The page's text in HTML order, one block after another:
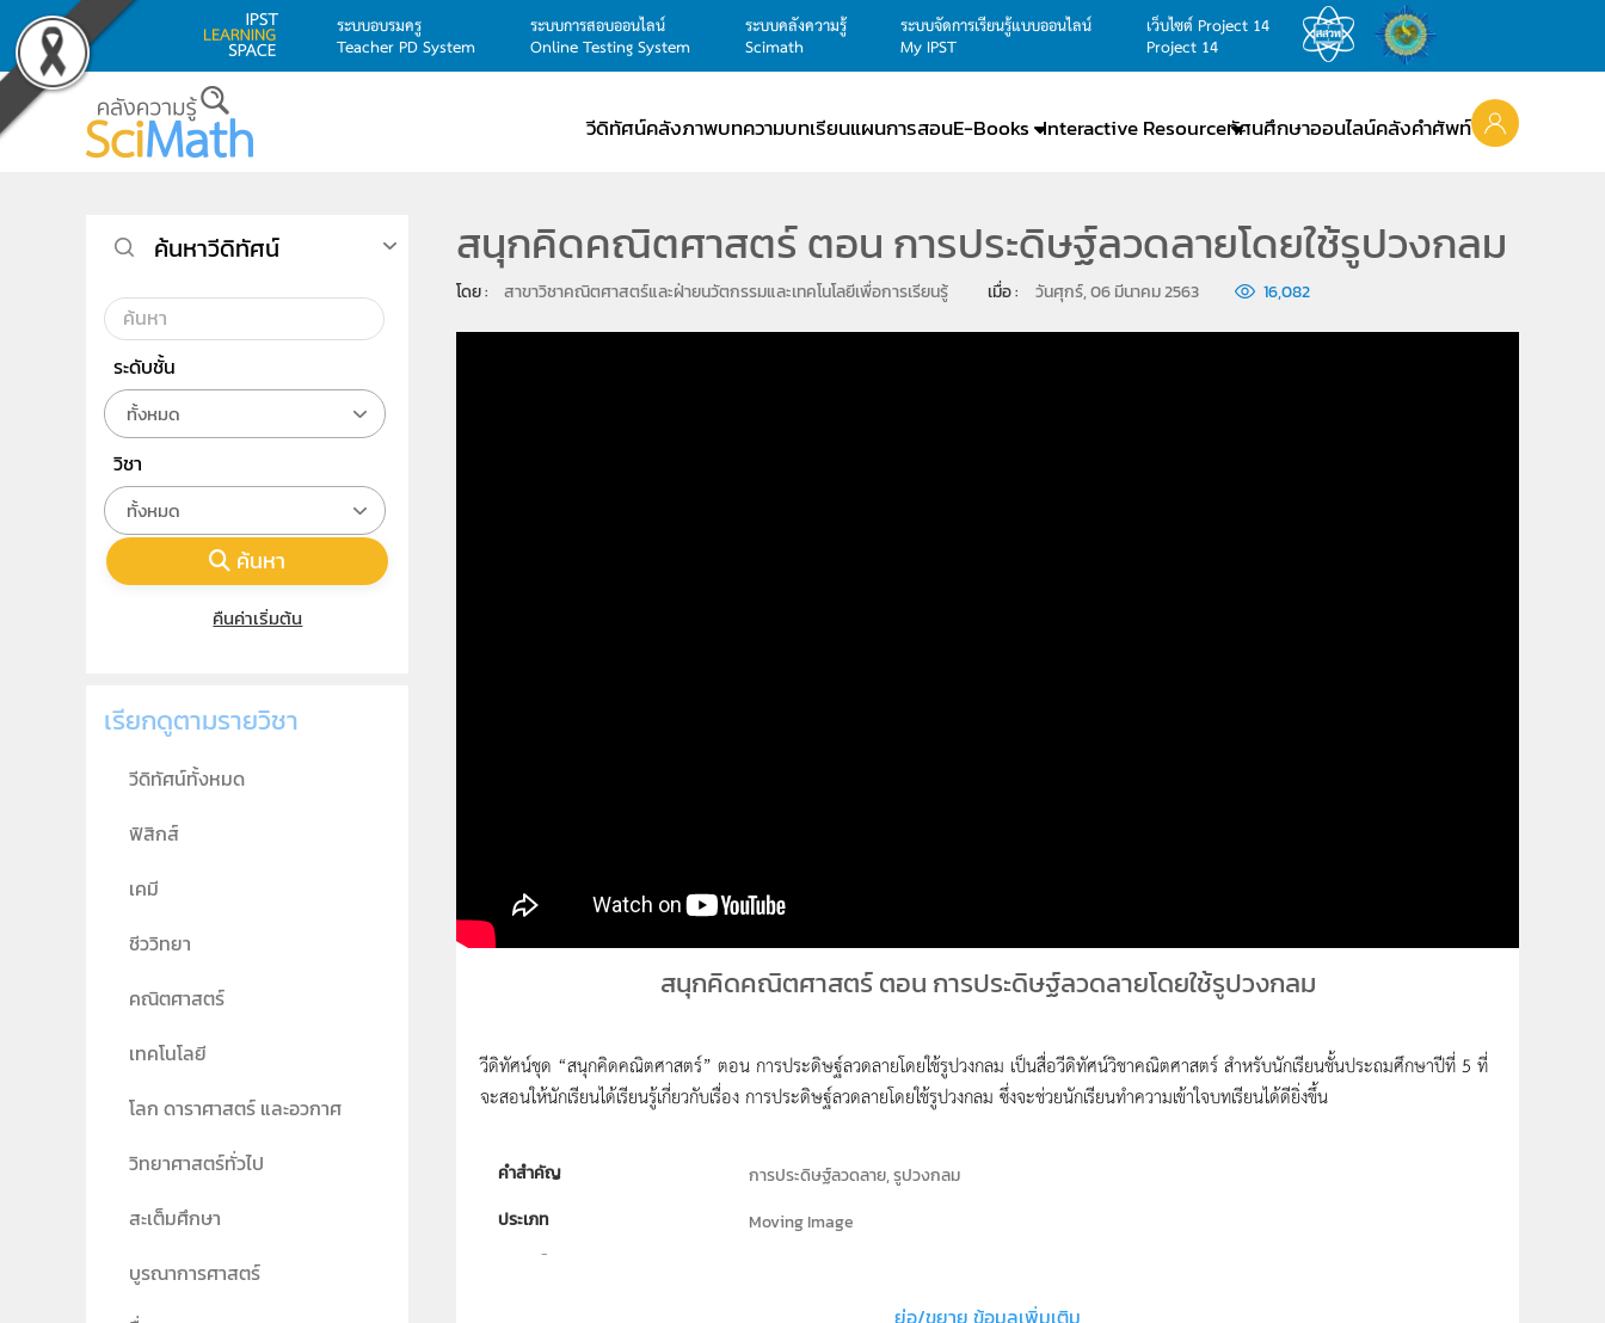
Skip to main content
ระบบอบรมครู
Teacher PD System
ระบบการสอบออนไลน์
Online Testing System
ระบบคลังความรู้
Scimath
ระบบจัดการเรียนรู้แบบออนไลน์
My IPST
เว็บไซต์ Project 14
Project 14
วีดิทัศน์คลังภาพบทความบทเรียนแผนการสอนE-Books Interactive Resourceทัศนศึกษาออนไลน์คลังคำศัพท์
สนุกคิดคณิตศาสตร์ ตอน การประดิษฐ์ลวดลายโดยใช้รูปวงกลม
โดย : สาขาวิชาคณิตศาสตร์และฝ่ายนวัตกรรมและเทคโนโลยีเพื่อการเรียนรู้ เมื่อ : วันศุกร์, 06 มีนาคม 2563 16,082
สนุกคิดคณิตศาสตร์ ตอน การประดิษฐ์ลวดลายโดยใช้รูปวงกลม
วีดิทัศน์ชุด “สนุกคิดคณิตศาสตร์” ตอน การประดิษฐ์ลวดลายโดยใช้รูปวงกลม เป็นสื่อวีดิทัศน์วิชาคณิตศาสตร์ สำหรับนักเรียนชั้นประถมศึกษาปีที่ 5 ที่
จะสอนให้นักเรียนได้เรียนรู้เกี่ยวกับเรื่อง การประดิษฐ์ลวดลายโดยใช้รูปวงกลม ซึ่งจะช่วยนักเรียนทำความเข้าใจบทเรียนได้ดียิ่งขึ้น
คำสำคัญ
การประดิษฐ์ลวดลาย, รูปวงกลม
ประเภท
Moving Image
สาขาวิชาคณิตศาสตร์และฝ่ายนวัตกรรมและเทคโนโลยีเพื่อการเรียนรู้
ย่อ/ขยาย ข้อมูลเพิ่มเติม
ค้นหาวีดิทัศน์
ระดับชั้น
ทั้งหมด
วิชา
ทั้งหมด
ค้นหา
คืนค่าเริ่มต้น
เรียกดูตามรายวิชา
วีดิทัศน์ทั้งหมด
ฟิสิกส์
เคมี
ชีววิทยา
คณิตศาสตร์
เทคโนโลยี
โลก ดาราศาสตร์ และอวกาศ
วิทยาศาสตร์ทั่วไป
สะเต็มศึกษา
บูรณาการศาสตร์